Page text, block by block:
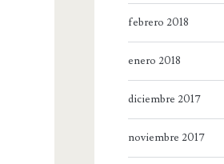
febrero 2018
enero 2018
diciembre 2017
noviembre 2017